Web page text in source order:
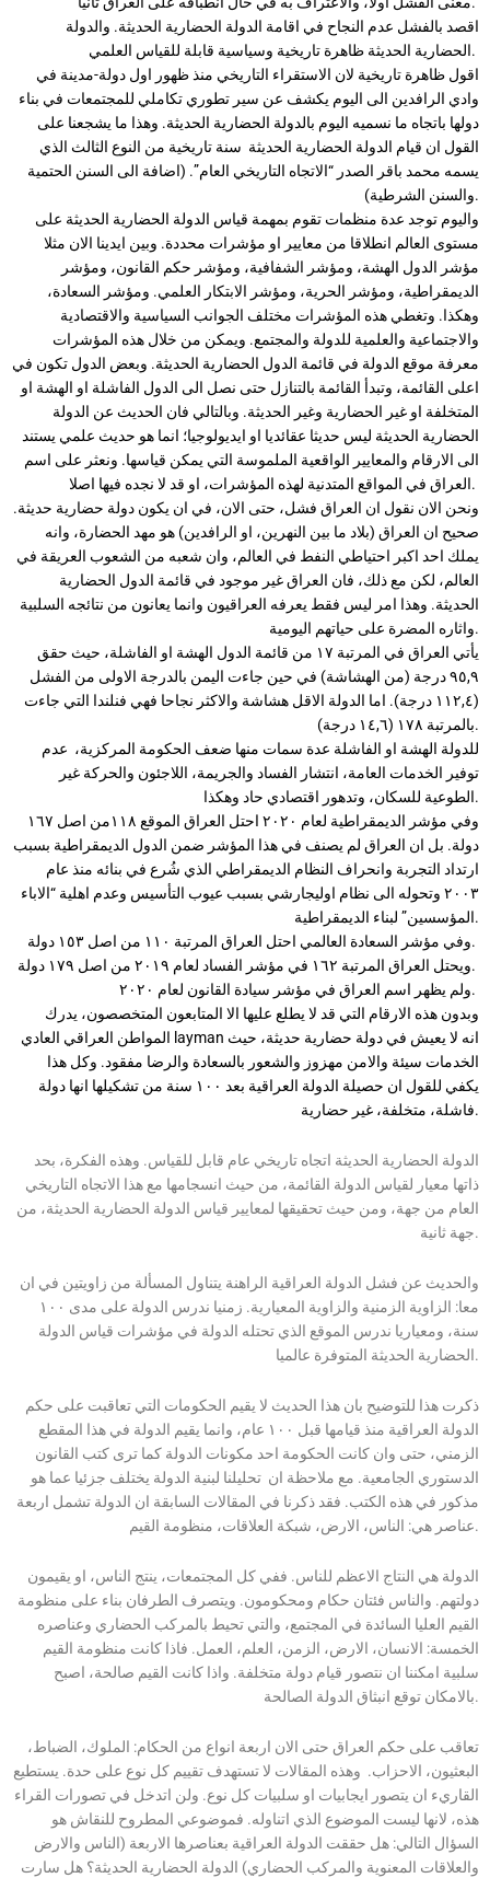
اقصد بالفشل عدم النجاح في اقامة الدولة الحضارية الحديثة. والدولة
الحضارية الحديثة ظاهرة تاريخية وسياسية قابلة للقياس العلمي.
اقول ظاهرة تاريخية لان الاستقراء التاريخي منذ ظهور اول دولة-مدينة في
وادي الرافدين الى اليوم يكشف عن سير تطوري تكاملي للمجتمعات في بناء
دولها باتجاه ما نسميه اليوم بالدولة الحضارية الحديثة. وهذا ما يشجعنا على
القول ان قيام الدولة الحضارية الحديثة سنة تاريخية من النوع الثالث الذي
يسمه محمد باقر الصدر “الاتجاه التاريخي العام”. (اضافة الى السنن الحتمية
والسنن الشرطية).
واليوم توجد عدة منظمات تقوم بمهمة قياس الدولة الحضارية الحديثة على
مستوى العالم انطلاقا من معايير او مؤشرات محددة. وبين ايدينا الان مثلا
مؤشر الدول الهشة، ومؤشر الشفافية، ومؤشر حكم القانون، ومؤشر
الديمقراطية، ومؤشر الحرية، ومؤشر الابتكار العلمي. ومؤشر السعادة،
وهكذا. وتغطي هذه المؤشرات مختلف الجوانب السياسية والاقتصادية
والاجتماعية والعلمية للدولة والمجتمع. ويمكن من خلال هذه المؤشرات
معرفة موقع الدولة في قائمة الدول الحضارية الحديثة. وبعض الدول تكون في
اعلى القائمة، وتبدأ القائمة بالتنازل حتى نصل الى الدول الفاشلة او الهشة او
المتخلفة او غير الحضارية وغير الحديثة. وبالتالي فان الحديث عن الدولة
الحضارية الحديثة ليس حديثا عقائديا او ايديولوجيا؛ انما هو حديث علمي يستند
الى الارقام والمعايير الواقعية الملموسة التي يمكن قياسها. ونعثر على اسم
العراق في المواقع المتدنية لهذه المؤشرات، او قد لا نجده فيها اصلا.
ونحن الان نقول ان العراق فشل، حتى الان، في ان يكون دولة حضارية حديثة.
صحيح ان العراق (بلاد ما بين النهرين، او الرافدين) هو مهد الحضارة، وانه
يملك احد اكبر احتياطي النفط في العالم، وان شعبه من الشعوب العريقة في
العالم، لكن مع ذلك، فان العراق غير موجود في قائمة الدول الحضارية
الحديثة. وهذا امر ليس فقط يعرفه العراقيون وانما يعانون من نتائجه السلبية
واثاره المضرة على حياتهم اليومية.
٩٥,٩ درجة (من الهشاشة) في حين جاءت اليمن بالدرجة الاولى من الفشل
(١١٢,٤ درجة). اما الدولة الاقل هشاشة والاكثر نجاحا فهي فنلندا التي جاءت
بالمرتبة ١٧٨ (١٤,٦ درجة).
للدولة الهشة او الفاشلة عدة سمات منها ضعف الحكومة المركزية، عدم
توفير الخدمات العامة، انتشار الفساد والجريمة، اللاجئون والحركة غير
الطوعية للسكان، وتدهور اقتصادي حاد وهكذا.
وفي مؤشر الديمقراطية لعام ٢٠٢٠ احتل العراق الموقع ١١٨من اصل ١٦٧
دولة. بل ان العراق لم يصنف في هذا المؤشر ضمن الدول الديمقراطية بسبب
ارتداد التجربة وانحراف النظام الديمقراطي الذي شُرع في بنائه منذ عام
٢٠٠٣ وتحوله الى نظام اوليجارشي بسبب عيوب التأسيس وعدم اهلية “الاباء
المؤسسين” لبناء الديمقراطية.
وفي مؤشر السعادة العالمي احتل العراق المرتبة ١١٠ من اصل ١٥٣ دولة.
ويحتل العراق المرتبة ١٦٢ في مؤشر الفساد لعام ٢٠١٩ من اصل ١٧٩ دولة.
ولم يظهر اسم العراق في مؤشر سيادة القانون لعام ٢٠٢٠.
وبدون هذه الارقام التي قد لا يطلع عليها الا المتابعون المتخصصون، يدرك
المواطن العراقي العادي layman انه لا يعيش في دولة حضارية حديثة، حيث
الخدمات سيئة والامن مهزوز والشعور بالسعادة والرضا مفقود. وكل هذا
يكفي للقول ان حصيلة الدولة العراقية بعد ١٠٠ سنة من تشكيلها انها دولة
فاشلة، متخلفة، غير حضارية.
ذاتها معيار لقياس الدولة القائمة، من حيث انسجامها مع هذا الاتجاه التاريخي
العام من جهة، ومن حيث تحقيقها لمعايير قياس الدولة الحضارية الحديثة، من
جهة ثانية.
والحديث عن فشل الدولة العراقية الراهنة يتناول المسألة من زاويتين في ان
معا: الزاوية الزمنية والزاوية المعيارية. زمنيا ندرس الدولة على مدى ١٠٠
سنة، ومعياريا ندرس الموقع الذي تحتله الدولة في مؤشرات قياس الدولة
الحضارية الحديثة المتوفرة عالميا.
ذكرت هذا للتوضيح بان هذا الحديث لا يقيم الحكومات التي تعاقبت على حكم
الدولة العراقية منذ قيامها قبل ١٠٠ عام، وانما يقيم الدولة في هذا المقطع
الزمني، حتى وان كانت الحكومة احد مكونات الدولة كما ترى كتب القانون
الدستوري الجامعية. مع ملاحظة ان تحليلنا لبنية الدولة يختلف جزئيا عما هو
مذكور في هذه الكتب. فقد ذكرنا في المقالات السابقة ان الدولة تشمل اربعة
عناصر هي: الناس، الارض، شبكة العلاقات، منظومة القيم.
الدولة هي النتاج الاعظم للناس. ففي كل المجتمعات، ينتج الناس، او يقيمون
دولتهم. والناس فئتان حكام ومحكومون. ويتصرف الطرفان بناء على منظومة
القيم العليا السائدة في المجتمع، والتي تحيط بالمركب الحضاري وعناصره
الخمسة: الانسان، الارض، الزمن، العلم، العمل. فاذا كانت منظومة القيم
سلبية امكننا ان نتصور قيام دولة متخلفة. واذا كانت القيم صالحة، اصبح
بالامكان توقع انبثاق الدولة الصالحة.
تعاقب على حكم العراق حتى الان اربعة انواع من الحكام: الملوك، الضباط،
البعثيون، الاحزاب. وهذه المقالات لا تستهدف تقييم كل نوع على حدة. يستطيع
القاريء ان يتصور ايجابيات او سلبيات كل نوع. ولن اتدخل في تصورات القراء
هذه، لانها ليست الموضوع الذي اتناوله. فموضوعي المطروح للنقاش هو
السؤال التالي: هل حققت الدولة العراقية بعناصرها الاربعة (الناس والارض
والعلاقات المعنوية والمركب الحضاري) الدولة الحضارية الحديثة؟ هل سارت